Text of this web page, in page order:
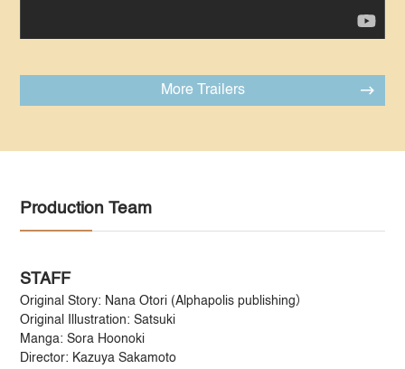
More Trailers
Production Team
STAFF
Original Story: Nana Otori (Alphapolis publishing）
Original Illustration: Satsuki
Manga: Sora Hoonoki
Director: Kazuya Sakamoto